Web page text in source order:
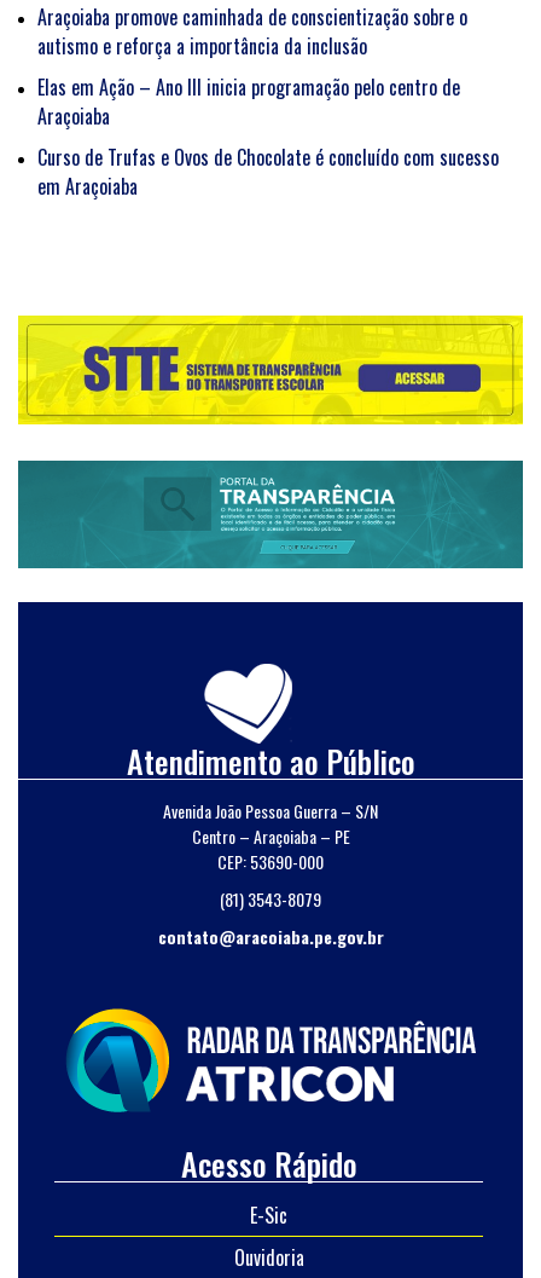
Araçoiaba promove caminhada de conscientização sobre o
autismo e reforça a importância da inclusão
Elas em Ação – Ano III inicia programação pelo centro de
Araçoiaba
Curso de Trufas e Ovos de Chocolate é concluído com sucesso
em Araçoiaba
Atendimento ao Público
Avenida João Pessoa Guerra – S/N
Centro – Araçoiaba – PE
CEP: 53690-000
(81) 3543-8079
contato@aracoiaba.pe.gov.br
Acesso Rápido
E-Sic
Ouvidoria